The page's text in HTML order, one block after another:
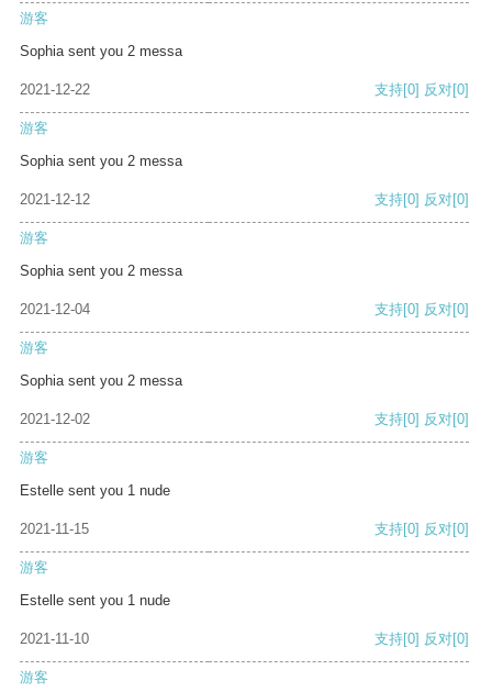
游客
Sophia sent you 2 messa
2021-12-22 支持[0] 反对[0]
游客
Sophia sent you 2 messa
2021-12-12 支持[0] 反对[0]
游客
Sophia sent you 2 messa
2021-12-04 支持[0] 反对[0]
游客
Sophia sent you 2 messa
2021-12-02 支持[0] 反对[0]
游客
Estelle sent you 1 nude
2021-11-15 支持[0] 反对[0]
游客
Estelle sent you 1 nude
2021-11-10 支持[0] 反对[0]
游客